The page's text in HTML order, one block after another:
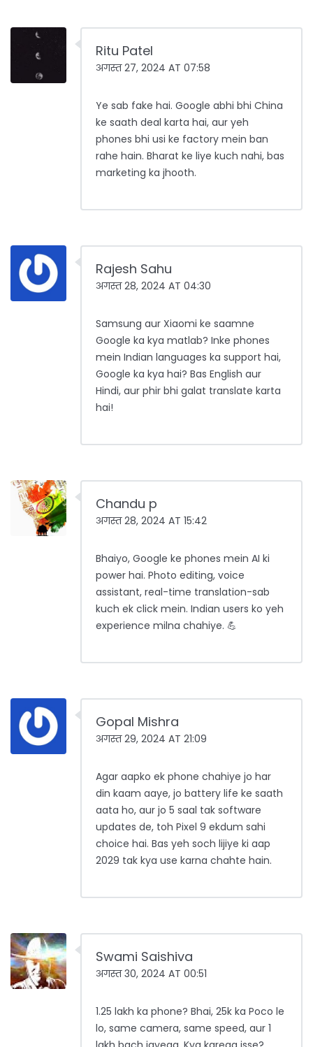
Ritu Patel
अगस्त 27, 2024 AT 07:58
Ye sab fake hai. Google abhi bhi China
ke saath deal karta hai, aur yeh
phones bhi usi ke factory mein ban
rahe hain. Bharat ke liye kuch nahi, bas
marketing ka jhooth.
Rajesh Sahu
अगस्त 28, 2024 AT 04:30
Samsung aur Xiaomi ke saamne
Google ka kya matlab? Inke phones
mein Indian languages ka support hai,
Google ka kya hai? Bas English aur
Hindi, aur phir bhi galat translate karta
hai!
Chandu p
अगस्त 28, 2024 AT 15:42
Bhaiyo, Google ke phones mein AI ki
power hai. Photo editing, voice
assistant, real-time translation-sab
kuch ek click mein. Indian users ko yeh
experience milna chahiye. 💪
Gopal Mishra
अगस्त 29, 2024 AT 21:09
Agar aapko ek phone chahiye jo har
din kaam aaye, jo battery life ke saath
aata ho, aur jo 5 saal tak software
updates de, toh Pixel 9 ekdum sahi
choice hai. Bas yeh soch lijiye ki aap
2029 tak kya use karna chahte hain.
Swami Saishiva
अगस्त 30, 2024 AT 00:51
1.25 lakh ka phone? Bhai, 25k ka Poco le
lo, same camera, same speed, aur 1